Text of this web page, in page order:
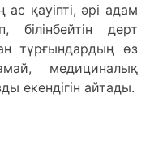
ас қауіпті, әрі адам
білінбейтін дерт
тұрғындардың өз
медициналық
екендігін айтады.